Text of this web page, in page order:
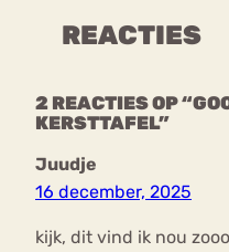
REACTIES
2 REACTIES OP
KERSTTAFEL”
Juudje
16 december, 2025
kijk, dit vind ik nou